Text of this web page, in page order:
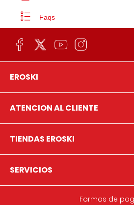
Faqs
EROSKI
ATENCION AL CLIENTE
TIENDAS EROSKI
SERVICIOS
Formas de